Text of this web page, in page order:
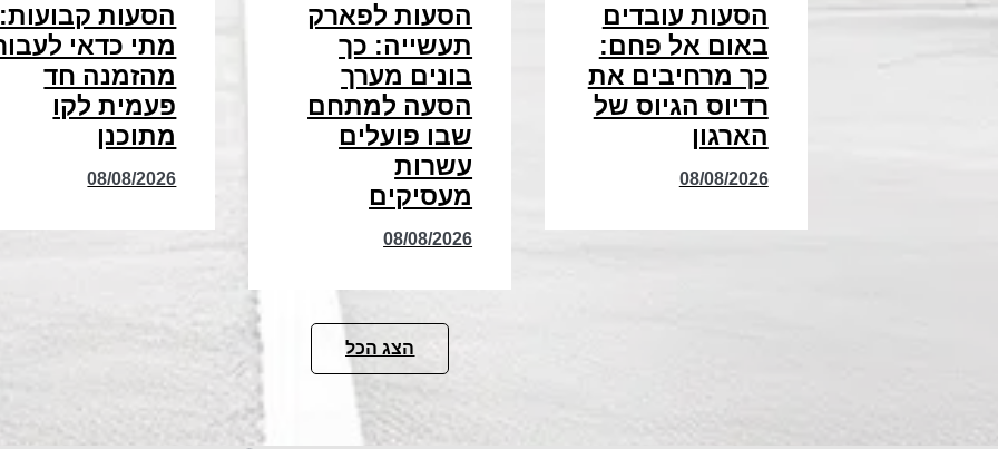
הסעות עובדים
באום אל פחם:
כך מרחיבים את
רדיוס הגיוס של
הארגון
08/08/2026
הסעות לפארק
תעשייה: כך
בונים מערך
הסעה למתחם
שבו פועלים
עשרות
מעסיקים
08/08/2026
הסעות קבועות:
מתי כדאי
מהזמנה חד
פעמית לקו
מתוכנן
08/08/2026
הצג הכל